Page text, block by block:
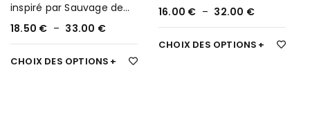
inspiré par Sauvage de
Dior 51
18.50 € – 33.00 €
CHOIX DES OPTIONS
(D&G) 55
16.00 € – 32.00 €
CHOIX DES OPTIONS